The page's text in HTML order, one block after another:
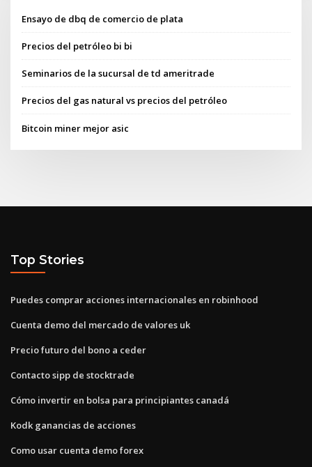
Ensayo de dbq de comercio de plata
Precios del petróleo bi bi
Seminarios de la sucursal de td ameritrade
Precios del gas natural vs precios del petróleo
Bitcoin miner mejor asic
Top Stories
Puedes comprar acciones internacionales en robinhood
Cuenta demo del mercado de valores uk
Precio futuro del bono a ceder
Contacto sipp de stocktrade
Cómo invertir en bolsa para principiantes canadá
Kodk ganancias de acciones
Como usar cuenta demo forex